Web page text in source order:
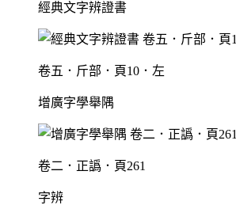
經典文字辨證書
卷五．斤部．頁10．左
增廣字學舉隅
卷二．正譌．頁261
字辨